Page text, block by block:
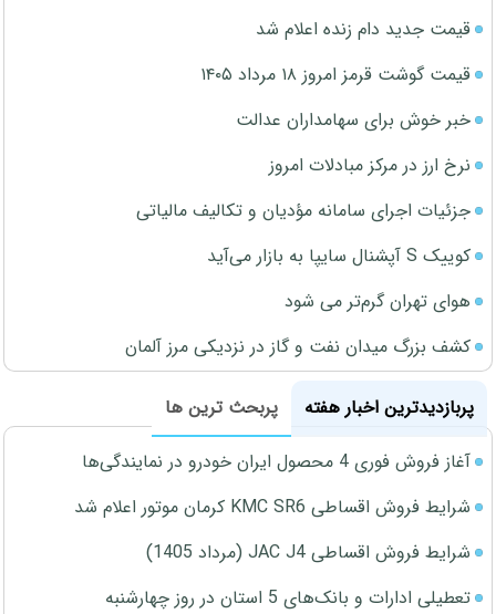
قیمت جدید دام زنده اعلام شد
قیمت گوشت قرمز امروز ۱۸ مرداد ۱۴۰۵
خبر خوش برای سهامداران عدالت
نرخ ارز در مرکز مبادلات امروز
جزئیات اجرای سامانه مؤدیان و تکالیف مالیاتی
کوییک S آپشنال سایپا به بازار می‌آید
هوای تهران گرم‌تر می شود
کشف بزرگ میدان نفت و گاز در نزدیکی مرز آلمان
پربازدیدترین اخبار هفته
پربحث ترین ها
آغاز فروش فوری 4 محصول ایران خودرو در نمایندگی‌ها
شرایط فروش اقساطی KMC SR6 کرمان موتور اعلام شد
شرایط فروش اقساطی JAC J4 (مرداد 1405)
تعطیلی ادارات و بانک‌های 5 استان در روز چهارشنبه